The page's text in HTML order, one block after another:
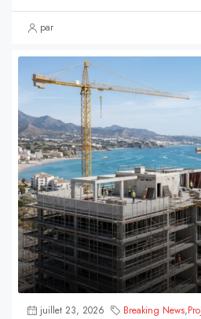
par
juillet 23, 2026 Breaking News,